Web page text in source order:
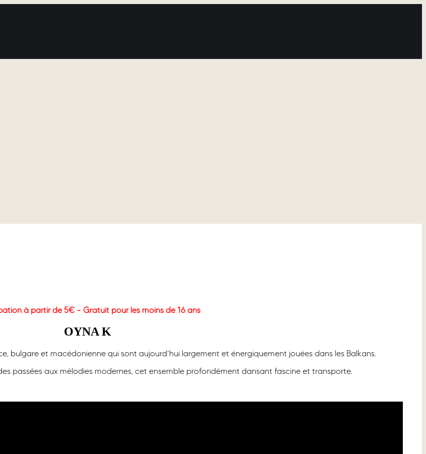
à partir de 5€ – Gratuit pour les moins de 16 ans
OYNA K
bulgare et macédonienne qui sont aujourd’hui largement et énergiquement jouées dans les Balkans.
passées aux mélodies modernes, cet ensemble profondément dansant fascine et transporte.